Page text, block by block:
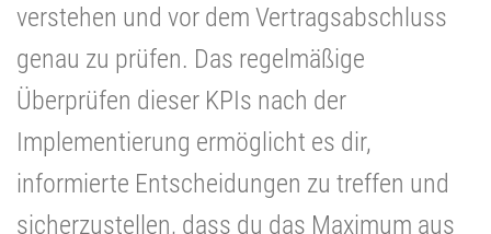
verstehen und vor dem Vertragsabschluss
genau zu prüfen. Das regelmäßige
Überprüfen dieser KPIs nach der
Implementierung ermöglicht es dir,
informierte Entscheidungen zu treffen und
sicherzustellen, dass du das Maximum aus